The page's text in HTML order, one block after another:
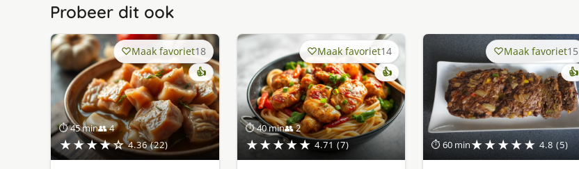
Probeer dit ook
⏱ 45 min👥 4
★★★★☆ 4.36 (22)
Maak favoriet18
👍
⏱ 40 min👥 2
★★★★★ 4.71 (7)
Maak favoriet14
👍
⏱ 60 min★★★★★ 4.8 (5)
Maak favoriet15
👍